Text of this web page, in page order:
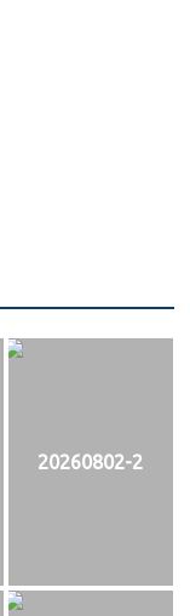
20260802-2